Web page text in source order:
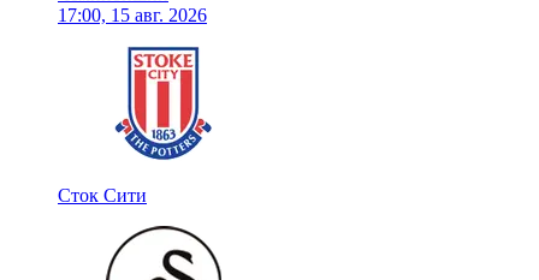
17:00, 15 авг. 2026
Сток Сити